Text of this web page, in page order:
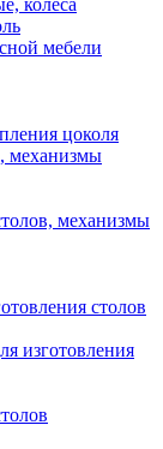
колеса
мебели
цоколя
механизмы
механизмы
столов
изготовления